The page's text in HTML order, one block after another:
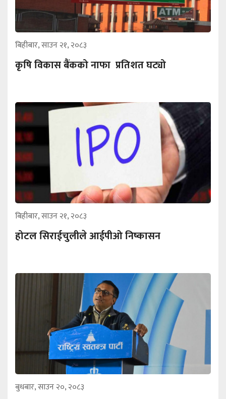
बिहीबार, साउन २१, २०८३
कृषि विकास बैंकको नाफा प्रतिशत घट्यो
बिहीबार, साउन २१, २०८३
होटल सिराईचुलीले आईपीओ निष्कासन
बुधबार, साउन २०, २०८३